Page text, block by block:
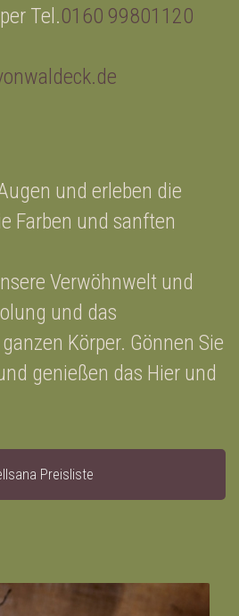
Tel.0160 99801120
und erleben die
Farben und sanften
Verwöhnwelt und
und das
Körper. Gönnen Sie
genießen das Hier und
Preisliste